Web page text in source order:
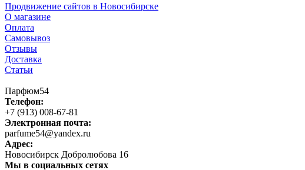
Продвижение сайтов в Новосибирске
О магазине
Оплата
Самовывоз
Отзывы
Доставка
Статьи
Парфюм54
Телефон:
+7 (913) 008-67-81
Электронная почта:
parfume54@yandex.ru
Адрес:
Новосибирск Добролюбова 16
Мы в социальных сетях